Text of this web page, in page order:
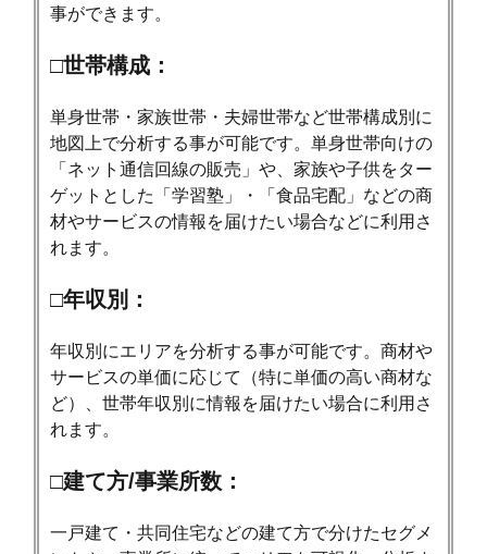
事ができます。
□世帯構成：
単身世帯・家族世帯・夫婦世帯など世帯構成別に
地図上で分析する事が可能です。単身世帯向けの
「ネット通信回線の販売」や、家族や子供をター
ゲットとした「学習塾」・「食品宅配」などの商
材やサービスの情報を届けたい場合などに利用さ
れます。
□年収別：
年収別にエリアを分析する事が可能です。商材や
サービスの単価に応じて（特に単価の高い商材な
ど）、世帯年収別に情報を届けたい場合に利用さ
れます。
□建て方/事業所数：
一戸建て・共同住宅などの建て方で分けたセグメ